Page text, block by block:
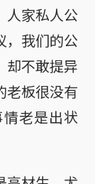
家私人公
，我们的公
却不敢提异
老板很没有
老是出状